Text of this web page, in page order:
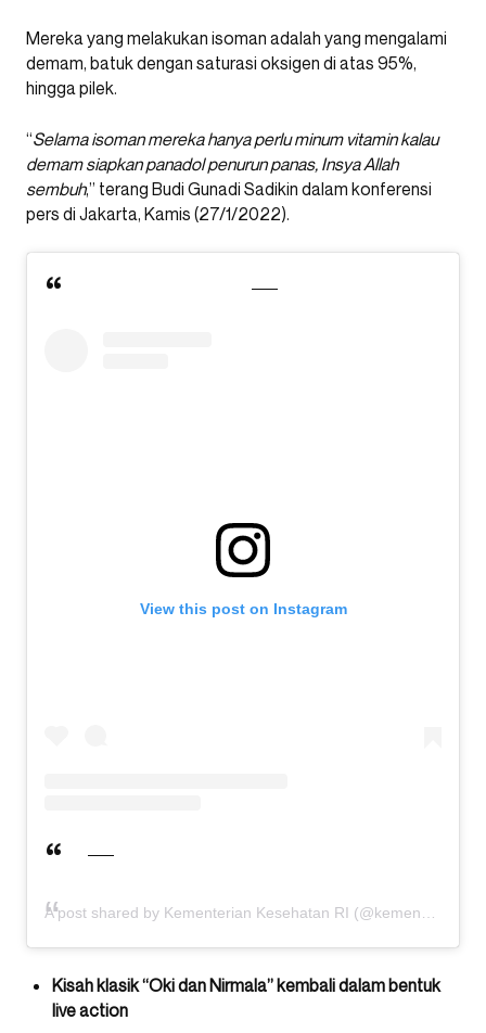
Mereka yang melakukan isoman adalah yang mengalami
demam, batuk dengan saturasi oksigen di atas 95%,
hingga pilek.
“Selama isoman mereka hanya perlu minum vitamin kalau
demam siapkan panadol penurun panas, Insya Allah
sembuh,” terang Budi Gunadi Sadikin dalam konferensi
pers di Jakarta, Kamis (27/1/2022).
View this post on Instagram
A post shared by Kementerian Kesehatan RI (@kemenkes_ri)
Kisah klasik “Oki dan Nirmala” kembali dalam bentuk
live action